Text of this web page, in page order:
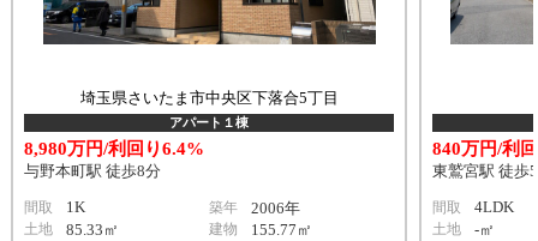
埼玉県さいたま市中央区下落合5丁目
アパート１棟
8,980万円/利回り6.4%
与野本町駅 徒歩8分
間取 1K 築年 2006年
土地 85.33㎡ 建物 155.77㎡
840万円/利
東鷲宮駅 徒歩
間取 4LDK
土地 -㎡